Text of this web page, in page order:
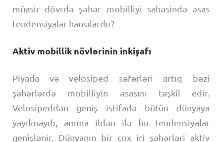
müasir dövrdə şəhər mobilliyi sahəsində əsas
tendensiyalar hansılardır?
Aktiv mobillik növlərinin inkişafı
Piyada və velosiped səfərləri artıq bəzi
şəhərlərdə mobilliyin əsasını təşkil edir.
Velosipeddən geniş istifadə bütün dünyaya
yayılmayıb, amma ildən ilə bu tendensiyalar
genişlənir. Dünyanın bir çox iri şəhərləri aktiv